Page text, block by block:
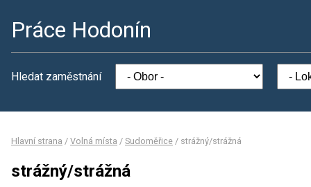
Práce Hodonín
Hledat zaměstnání
Hlavní strana / Volná místa / Sudoměřice / strážný/strážná
strážný/strážná